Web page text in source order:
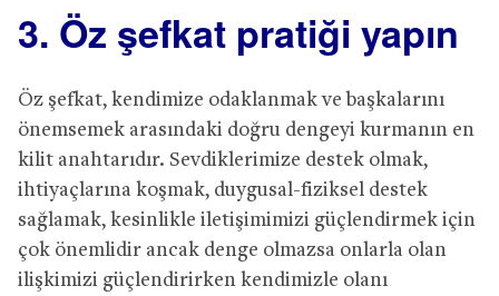
3. Öz şefkat pratiği yapın
Öz şefkat, kendimize odaklanmak ve başkalarını
önemsemek arasındaki doğru dengeyi kurmanın en
kilit anahtarıdır. Sevdiklerimize destek olmak,
ihtiyaçlarına koşmak, duygusal-fiziksel destek
sağlamak, kesinlikle iletişimimizi güçlendirmek için
çok önemlidir ancak denge olmazsa onlarla olan
ilişkimizi güçlendirirken kendimizle olanı